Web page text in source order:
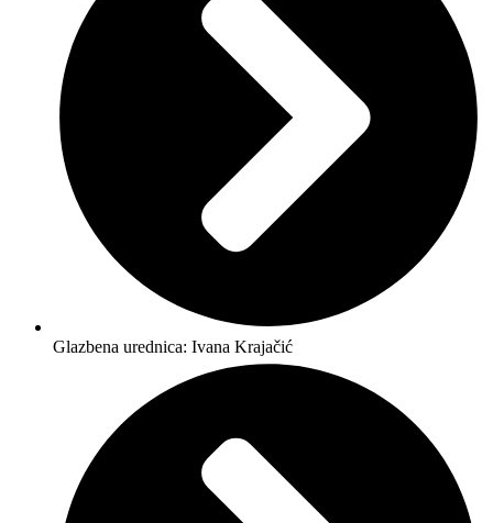
Glazbena urednica: Ivana Krajačić